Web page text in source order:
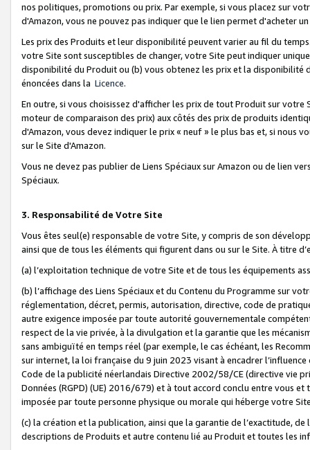
nos politiques, promotions ou prix. Par exemple, si vous placez sur
d'Amazon, vous ne pouvez pas indiquer que le lien permet d'acheter
Les prix des Produits et leur disponibilité peuvent varier au fil du
votre Site sont susceptibles de changer, votre Site peut indiquer
disponibilité du Produit ou (b) vous obtenez les prix et la disponibilité
énoncées dans la Licence.
En outre, si vous choisissez d'afficher les prix de tout Produit sur
moteur de comparaison des prix) aux côtés des prix de produits
d'Amazon, vous devez indiquer le prix « neuf » le plus bas et, si nous
sur le Site d'Amazon.
Vous ne devez pas publier de Liens Spéciaux sur Amazon ou de lien
Spéciaux.
3. Responsabilité de Votre Site
Vous êtes seul(e) responsable de votre Site, y compris de son
ainsi que de tous les éléments qui figurent dans ou sur le Site. À titre
(a) l’exploitation technique de votre Site et de tous les équipements
(b) l’affichage des Liens Spéciaux et du Contenu du Programme sur
réglementation, décret, permis, autorisation, directive, code de
autre exigence imposée par toute autorité gouvernementale
respect de la vie privée, à la divulgation et la garantie que les
sans ambiguïté en temps réel (par exemple, le cas échéant, les
sur internet, la loi française du 9 juin 2023 visant à encadrer
Code de la publicité néerlandais Directive 2002/58/CE (directive vie
Données (RGPD) (UE) 2016/679) et à tout accord conclu entre vous
imposée par toute personne physique ou morale qui héberge votre
(c) la création et la publication, ainsi que la garantie de l’exactitude,
descriptions de Produits et autre contenu lié au Produit et toutes les